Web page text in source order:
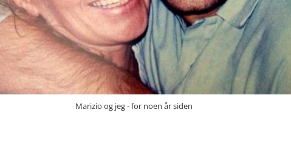
Marizio og jeg - for noen år siden